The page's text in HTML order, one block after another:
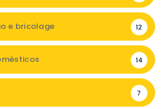
e bricolage 12
14
7